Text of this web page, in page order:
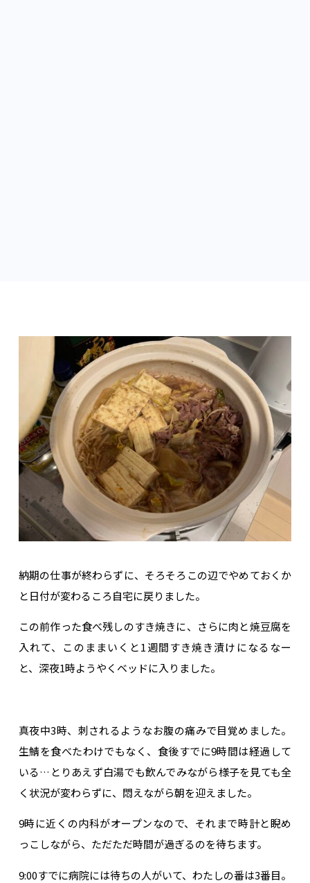
納期の仕事が終わらずに、そろそろこの辺でやめておくか
と日付が変わるころ自宅に戻りました。
この前作った食べ残しのすき焼きに、さらに肉と焼豆腐を
入れて、このままいくと1週間すき焼き漬けになるなー
と、深夜1時ようやくベッドに入りました。
真夜中3時、刺されるようなお腹の痛みで目覚めました。
生鯖を食べたわけでもなく、食後すでに9時間は経過して
いる…とりあえず白湯でも飲んでみながら様子を見ても全
く状況が変わらずに、悶えながら朝を迎えました。
9時に近くの内科がオープンなので、それまで時計と睨め
っこしながら、ただただ時間が過ぎるのを待ちます。
9:00すでに病院には待ちの人がいて、わたしの番は3番目。